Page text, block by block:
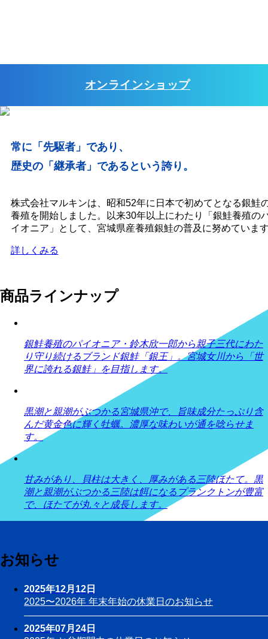
オンラインショップ
常に「先駆者」であり、
歴史の「継承者」であるという誇り。
株式会社マルキンは、昭和52年に日本で初めてとなる銀鮭
養殖を開始しました。以来30年以上にわたり「銀鮭養殖の
イオニア」として、宮城県産養殖銀鮭の普及に努めていま
詳しくみる
商品ラインナップ
銀鮭養殖のパイオニア・鈴木欣一郎から親子三代にわた
り守り続けるブランド銀鮭「銀王」。宮城女川から「世
界に誇れる銀鮭」を目指します。
黒潮と親潮がぶつかる宮城県沖で、旨味成分たっぷり含
んだ黄金色に輝く牡蠣。濃厚な味わいが通を唸らせま
す。
甘みがあり、貝柱は大きく、厚みがある三陸ほたて。黒
潮と親潮がぶつかる三陸は餌になるプランクトンが豊富
で、ほたてが丸々と成長します。
お知らせ
2025年12月12日
2025〜2026年 年末年始の休業日のお知らせ
2025年07月24日